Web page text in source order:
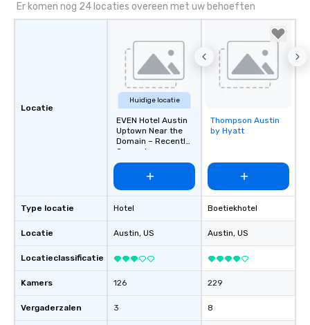
Er komen nog 24 locaties overeen met uw behoeften
Locatie
Type locatie
Locatie
Locatieclassificatie
Kamers
Vergaderzalen
Huidige locatie
EVEN Hotel Austin
Uptown Near the
Domain – Recently
Opened
Hotel
Austin, US
126
3
Removed from
favorites
Thompson Austin
by Hyatt
Boetiekhotel
Austin, US
229
8